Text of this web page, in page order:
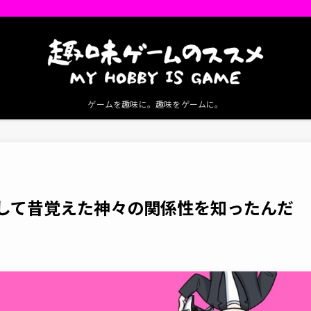
ゲームを趣味に。趣味をゲームに。
て昔覚えた神々の関係性を知ったんだ